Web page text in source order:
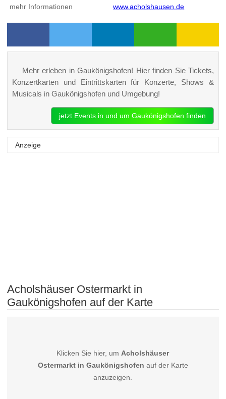
mehr Informationen www.acholshausen.de
Mehr erleben in Gaukönigshofen! Hier finden Sie Tickets,
Konzertkarten und Eintrittskarten für Konzerte, Shows &
Musicals in Gaukönigshofen und Umgebung!
jetzt Events in und um Gaukönigshofen finden
Anzeige
Acholshäuser Ostermarkt in
Gaukönigshofen auf der Karte
Klicken Sie hier, umAcholshäuser
Ostermarkt in Gaukönigshofen auf der Karte
anzuzeigen.